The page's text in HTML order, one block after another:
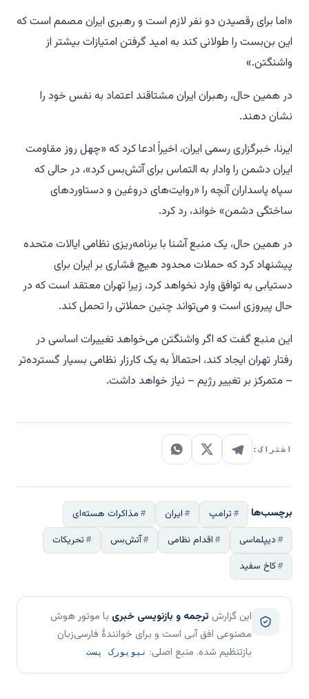
«اما برای رقصیدن دو نفر لازم است و رهبری ایران مصمم است که
این بن‌بست را طولانی کند به امید گرفتن امتیازات بیشتر از
واشنگتن.»
در همین حال، رهبران ایران مشتاقند اعتماد به نفس خود را
نشان دهند.
ایرنا، خبرگزاری رسمی ایران، اخیراً ادعا کرد که «چهل روز مقاومت
ایران دشمن را وادار به التماس برای آتش‌بس کرد»، در حالی که
سپاه پاسداران آنچه را «روایت‌های دروغین و دستاوردهای
ساختگی دشمن» خواند، رد کرد.
در همین حال، یک منبع آشنا با برنامه‌ریزی نظامی ایالات متحده
پیشنهاد کرد که حملات محدود هیچ فشاری بر ایران برای
دستیابی به توافق وارد نخواهد کرد، زیرا تهران معتقد است که در
حال پیروزی است و می‌تواند چنین حملاتی را تحمل کند.
این منبع گفت که اگر واشنگتن می‌خواهد تغییرات اساسی در
رفتار تهران ایجاد کند، احتمالاً به یک کارزار نظامی بسیار گسترده‌تر
– متمرکز بر تغییر رژیم – نیاز خواهد داشت.
اشتراک:
برچسب‌ها ترامپ ایران
مذاکرات هسته‌ای
دیپلماسی
اقدام نظامی آتش‌بس
تحریکات
کاخ سفید
این گزارش ترجمه و بازنویسی خبری با موتور هوش
مصنوعی افق آبی است و برای خوانندهٔ فارسی‌زبان
بازتنظیم شده. منبع اصلی: نیویورک پست